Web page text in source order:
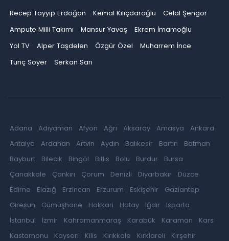
Recep Tayyip Erdoğan Kemal Kılıçdaroğlu
Celal Şengör
Ampute Milli Takımı
Mansur Yavaş
Ekrem İmamoğlu
Yol TV
Alper Taşdelen Özgür Özel
Muharrem İnce
Tunç Soyer
Serkan Sarı
Adana Adıyaman Afyon Ağrı Aksaray Amasya
Ankara
Antalya
Ardahan Artvin Aydın Balıkesir Bartın
Batman
Bayburt
Bilecik Bingöl Bitlis Bolu Burdur
Bursa
Çanakkale
Çankırı Çorum Denizli Diyarbakır
Düzce
Edirne
Elazığ Erzincan Erzurum Eskişehir
Gaziantep
Giresun
Gümüşhane Hakkari Hatay Iğdır
Isparta
İstanbul
İzmir Kahramanmaraş Karabük Karaman
Kars
Kastamonu
Kayseri Kilis Kırıkkale Kırklareli
Kırşehir